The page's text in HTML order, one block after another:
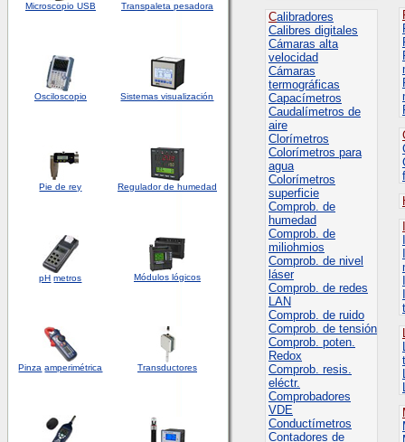
Microscopio USB Transpaleta pesadora
Osciloscopio Sistemas visualización
Pie de rey Regulador de humedad
pH metros Módulos lógicos
Pinza amperimétrica Transductores
Calibradores
Calibres digitales
Cámaras alta
velocidad
Cámaras
termográficas
Capacímetros
Caudalímetros de
aire
Clorímetros
Colorímetros para
agua
Colorímetros
superficie
Comprob. de
humedad
Comprob. de
miliohmios
Comprob. de nivel
láser
Comprob. de redes
LAN
Comprob. de ruido
Comprob. de tensión
Comprob. poten.
Redox
Comprob. resis.
eléctr.
Comprobadores
VDE
Conductímetros
Contadores de